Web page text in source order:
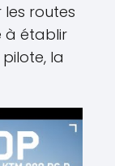
routes
à établir
la